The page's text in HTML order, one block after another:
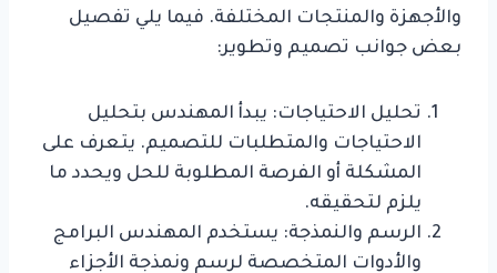
والأجهزة والمنتجات المختلفة. فيما يلي تفصيل
بعض جوانب تصميم وتطوير:
تحليل الاحتياجات: يبدأ المهندس بتحليل
الاحتياجات والمتطلبات للتصميم. يتعرف على
المشكلة أو الفرصة المطلوبة للحل ويحدد ما
يلزم لتحقيقه.
الرسم والنمذجة: يستخدم المهندس البرامج
والأدوات المتخصصة لرسم ونمذجة الأجزاء